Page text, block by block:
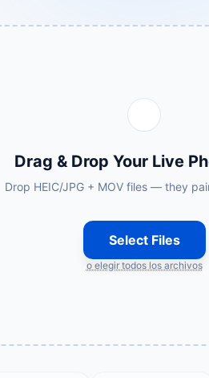
Drag & Drop Your Live
Drop HEIC/JPG + MOV files — they
Select Files
o elegir todos los archivos